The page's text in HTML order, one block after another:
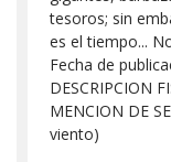
tesoros; sin
es el tiempo...
Fecha de
DESCRIPCION
MENCION DE
viento)